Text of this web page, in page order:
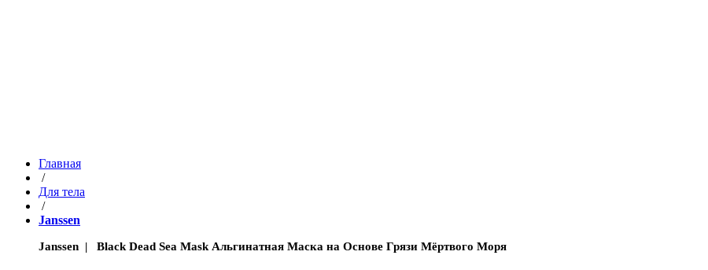
Главная
/
Для тела
/
Janssen
Janssen | Black Dead Sea Mask Альгинатная Маска на Основе Грязи Мёртвого Моря